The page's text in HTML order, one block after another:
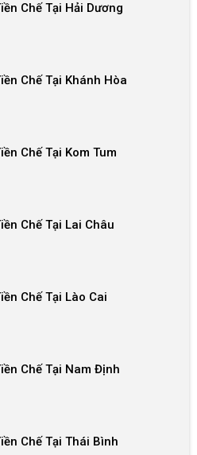
Chế Tại Hải Dương
Chế Tại Khánh Hòa
Chế Tại Kom Tum
Chế Tại Lai Châu
Chế Tại Lào Cai
Chế Tại Nam Định
Chế Tại Thái Bình